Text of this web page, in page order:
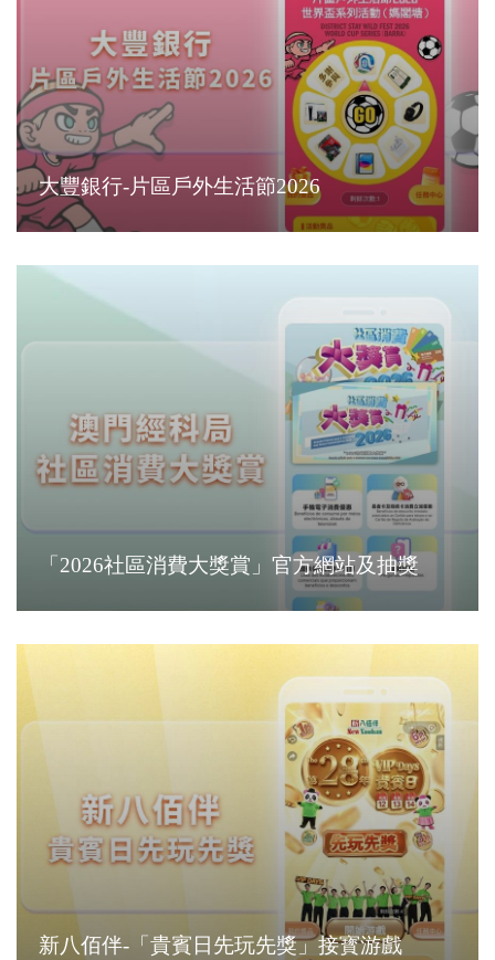
大豐銀行-片區戶外生活節2026
「2026社區消費大獎賞」官方網站及抽獎
新八佰伴-「貴賓日先玩先獎」接寳游戲